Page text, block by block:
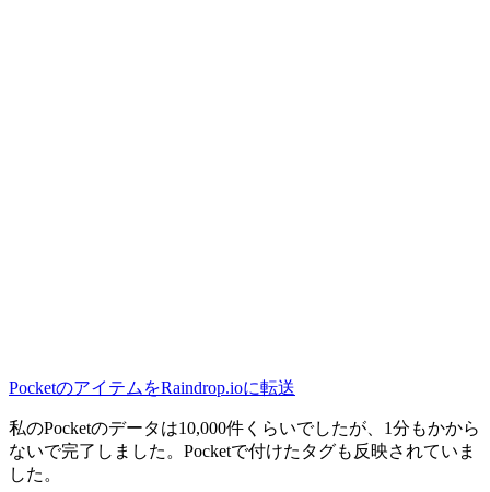
PocketのアイテムをRaindrop.ioに転送
私のPocketのデータは10,000件くらいでしたが、1分もかから
ないで完了しました。Pocketで付けたタグも反映されていま
した。